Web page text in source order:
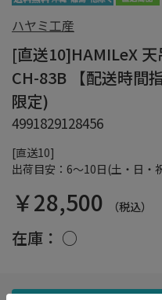
[直送10]
出荷目安：6～10日(土・日・
ハヤミ工産
[直送10]HAMILeX
CH-83B 【配送時間
限定)
4991829128456
￥28,500 （税込）
在庫： ○